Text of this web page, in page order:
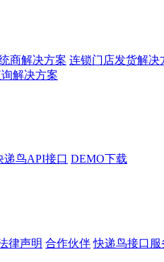
商解决方案 连锁门店发货解决
解决方案
递鸟API接口 DEMO下载
律声明 合作伙伴 快递鸟接口服